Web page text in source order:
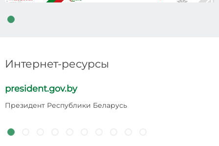
Интернет-ресурсы
president.gov.by
Президент Республики Беларусь